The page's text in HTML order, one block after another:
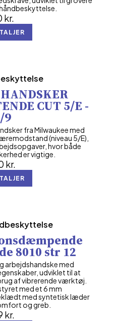
kr.
CUT 5/E -
9
fra Milwaukee med
(niveau 5/E),
hvor både
er vigtige.
kr.
8010 str 12
arbejdshandske med
udviklet til at
af vibrerende værktøj.
med et 6 mm
med syntetisk læder
og greb.
kr.